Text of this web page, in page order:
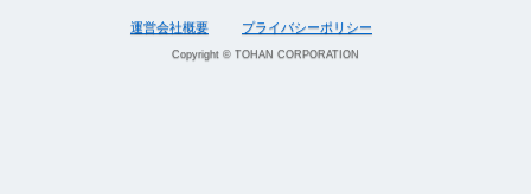
運営会社概要 プライバシーポリシー
Copyright © TOHAN CORPORATION